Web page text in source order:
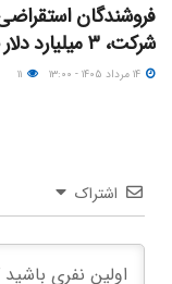
شرکت، ۳ میلیارد دلار ضرر کردند
اشتراک